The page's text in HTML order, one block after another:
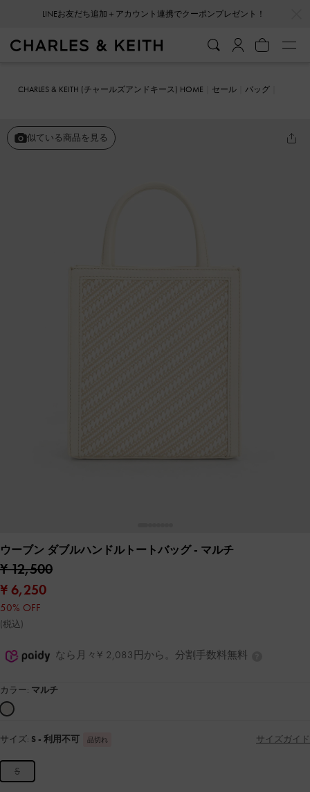
LINEお友だち追加＋アカウント連携でクーポンプレゼント！
CHARLES & KEITH (チャールズアンドキース) HOME セール
バッグ
似ている商品を見る
ウーブン ダブルハンドルトートバッグ- マルチ
¥ 12,500
¥ 6,250
50% OFF
(税込)
なら月々¥ 2,083円から。分割手数料無料
カラー: マルチ
サイズ: S - 利用不可 品切れ サイズガイド
S